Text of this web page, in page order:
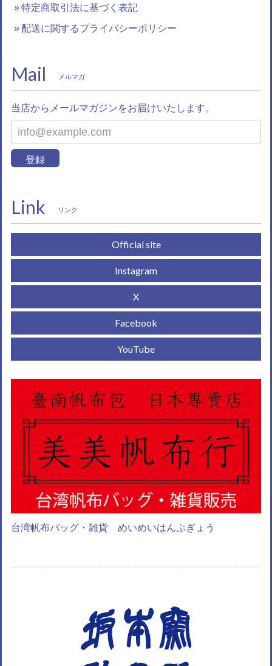
特定商取引法に基づく表記
配送に関するプライバシーポリシー
Mail メルマガ
当店からメールマガジンをお届けいたします。
登録
Link リンク
Official site
Instagram
X
Facebook
YouTube
台湾帆布バッグ・雑貨 めいめいはんぷぎょう